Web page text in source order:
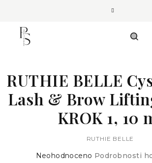
RUTHIE BELLE
Lash & Brow
KROK 1, 10
RUTHIE BELLE
Průměrné
Neohodnoceno Podrobnosti